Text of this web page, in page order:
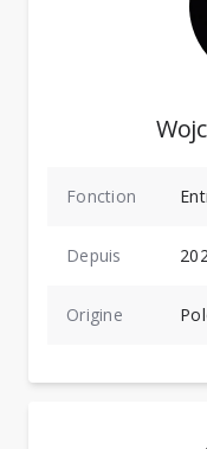
Fonction
Depuis
Origine